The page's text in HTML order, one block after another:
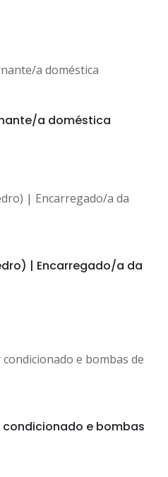
a doméstica
| Encarregado/a da
e bombas